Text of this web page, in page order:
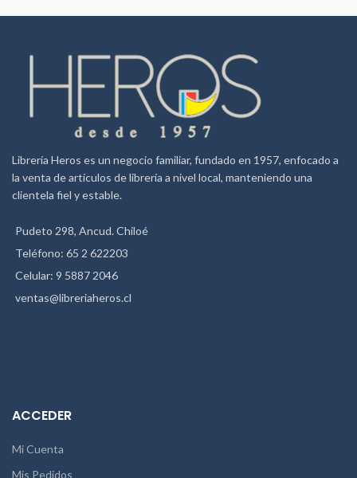
Librería Heros es un negocio familiar, fundado en 1957, enfocado a
la venta de artículos de librería a nivel local, manteniendo una
clientela fiel y estable.
Pudeto 298, Ancud. Chiloé
Teléfono: 65 2 622203
Celular: 9 5887 2046
ventas@libreriaheros.cl
ACCEDER
Mi Cuenta
Mis Pedidos